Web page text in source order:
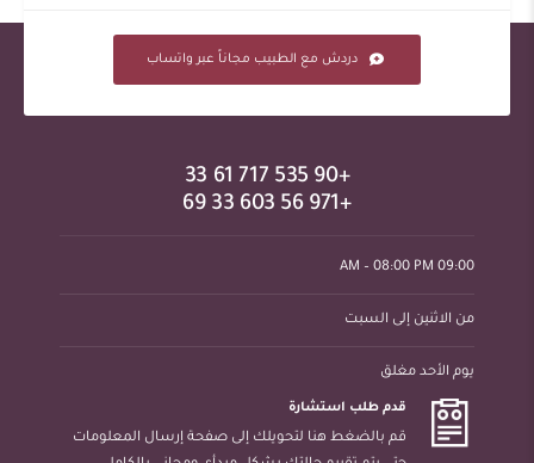
دردش مع الطبيب مجاناً عبر واتساب
+90 535 717 61 33
+971 56 603 33 69
09:00 AM – 08:00 PM
من الاثنين إلى السبت
يوم الأحد مغلق
قدم طلب استشارة
قم بالضغط هنا لتحويلك إلى صفحة إرسال المعلومات